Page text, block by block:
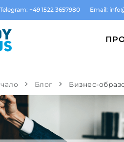
+49 1522 3657980 Email:
Блог Бизнес-